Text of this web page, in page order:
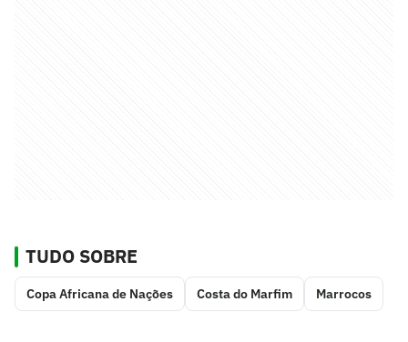
TUDO SOBRE
Copa Africana de Nações Costa do Marfim Marrocos